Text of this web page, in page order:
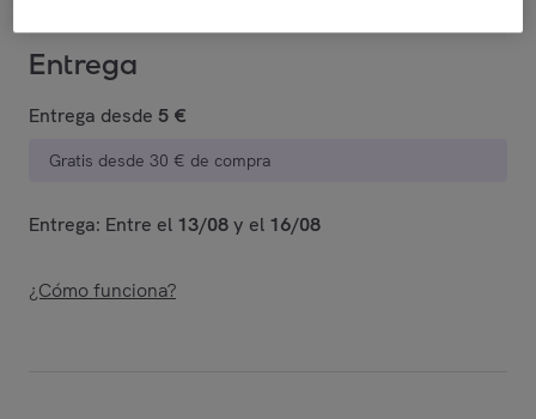
Entrega
Entrega desde 5 €
Gratis desde 30 € de compra
Entrega: Entre el 13/08y el 16/08
¿Cómo funciona?